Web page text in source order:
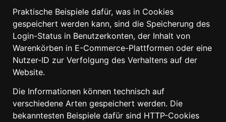
Praktische Beispiele dafür, was in Cookies
gespeichert werden kann, sind die Speicherung des
Login-Status in Benutzerkonten, der Inhalt von
Warenkörben in E-Commerce-Plattformen oder eine
Nutzer-ID zur Verfolgung des Verhaltens auf der
Website.
Die Informationen können technisch auf
verschiedene Arten gespeichert werden. Die
bekanntesten Beispiele dafür sind HTTP-Cookies